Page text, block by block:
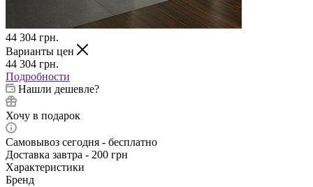
44 304 грн.
Варианты цен
44 304 грн.
Подробности
Нашли дешевле?
Хочу в подарок
Самовывоз сегодня - бесплатно
Доставка завтра - 200 грн
Характеристики
Бренд